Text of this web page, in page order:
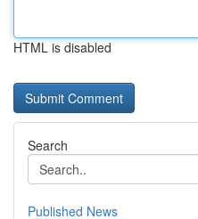
HTML is disabled
Search
Published News